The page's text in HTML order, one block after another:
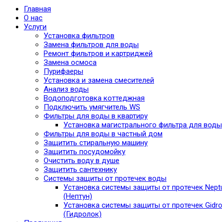
Главная
О нас
Услуги
Установка фильтров
Замена фильтров для воды
Ремонт фильтров и картриджей
Замена осмоса
Пурифаеры
Установка и замена смесителей
Анализ воды
Водоподготовка коттеджная
Подключить умягчитель WS
Фильтры для воды в квартиру
Установка магистрального фильтра для воды
Фильтры для воды в частный дом
Защитить стиральную машину
Защитить посудомойку
Очистить воду в душе
Защитить сантехнику
Системы защиты от протечек воды
Установка системы защиты от протечек
(Нептун)
Установка системы защиты от протечек
(Гидролок)